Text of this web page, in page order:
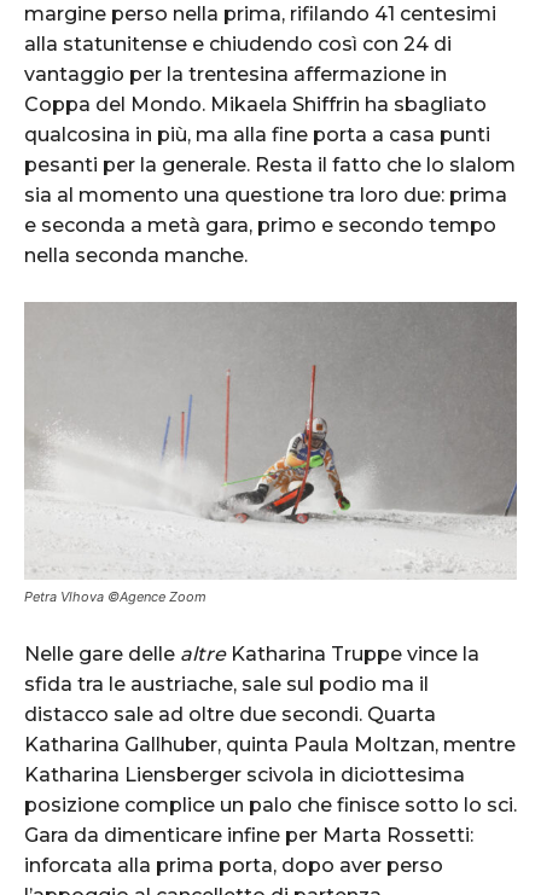
margine perso nella prima, rifilando 41 centesimi
alla statunitense e chiudendo così con 24 di
vantaggio per la trentesina affermazione in
Coppa del Mondo. Mikaela Shiffrin ha sbagliato
qualcosina in più, ma alla fine porta a casa punti
pesanti per la generale. Resta il fatto che lo slalom
sia al momento una questione tra loro due: prima
e seconda a metà gara, primo e secondo tempo
nella seconda manche.
Petra Vlhova ©Agence Zoom
Nelle gare delle altreKatharina Truppe vince la
sfida tra le austriache, sale sul podio ma il
distacco sale ad oltre due secondi. Quarta
Katharina Gallhuber, quinta Paula Moltzan, mentre
Katharina Liensberger scivola in diciottesima
posizione complice un palo che finisce sotto lo sci.
Gara da dimenticare infine per Marta Rossetti:
inforcata alla prima porta, dopo aver perso